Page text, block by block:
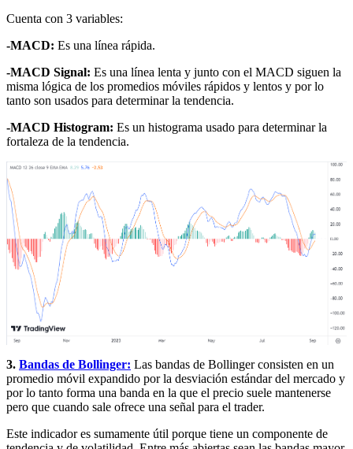
Cuenta con 3 variables:
-MACD: Es una línea rápida.
-MACD Signal: Es una línea lenta y junto con el MACD siguen la
misma lógica de los promedios móviles rápidos y lentos y por lo
tanto son usados para determinar la tendencia.
-MACD Histogram: Es un histograma usado para determinar la
fortaleza de la tendencia.
3. Bandas de Bollinger: Las bandas de Bollinger consisten en un
promedio móvil expandido por la desviación estándar del mercado y
por lo tanto forma una banda en la que el precio suele mantenerse
pero que cuando sale ofrece una señal para el trader.
Este indicador es sumamente útil porque tiene un componente de